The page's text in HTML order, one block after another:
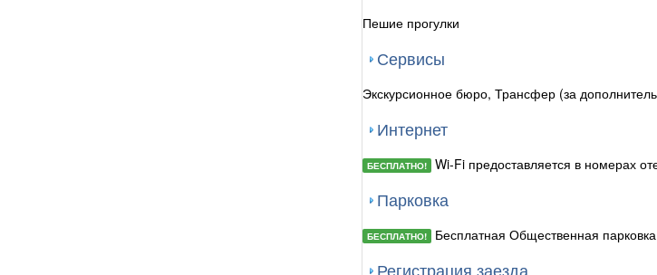
Пешие прогулки
Сервисы
Экскурсионное бюро, Трансфер (за
Интернет
БЕСПЛАТНО! Wi-Fi предоставляется в номерах
Парковка
БЕСПЛАТНО! Бесплатная Общественная
Регистрация заезда